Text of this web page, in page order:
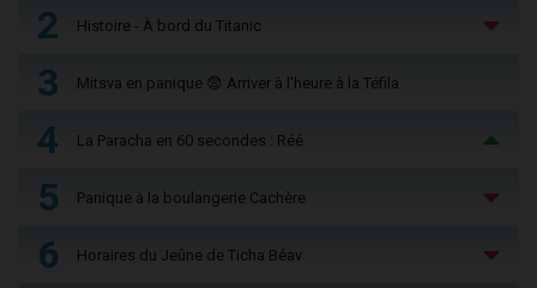
2 Histoire - À bord du Titanic
3 Mitsva en panique 😨 Arriver à l'heure à la Téfila
4 La Paracha en 60 secondes : Réé
5 Panique à la boulangerie Cachère
6 Horaires du Jeûne de Ticha Béav